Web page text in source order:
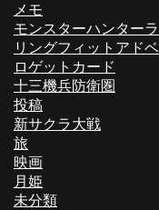
メモ
モンスターハンター
リングフィットアド
ロゲットカード
十三機兵防衛圏
投稿
新サクラ大戦
旅
映画
月姫
未分類